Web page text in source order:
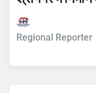
Regional Reporter